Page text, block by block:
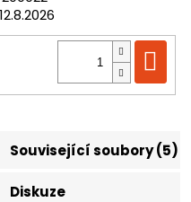
12.8.2026
Související soubory (5)
Diskuze